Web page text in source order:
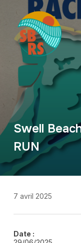
Swell
RUN
7 avril 2025
Date :